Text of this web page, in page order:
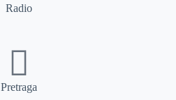
Radio
Pretraga